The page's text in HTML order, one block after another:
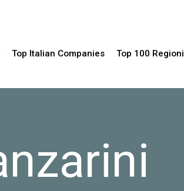
Top Italian Companies Top 100 Regioni